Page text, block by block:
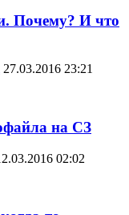
Почему? И что
27.03.2016 23:21
на СЗ
02:02